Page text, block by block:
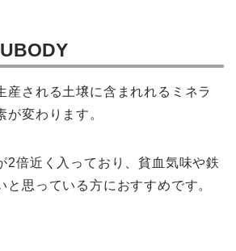
産される土壌に含まれれるミネラ
が変わります。
2倍近く入っており、貧血気味や鉄
と思っている方におすすめです。